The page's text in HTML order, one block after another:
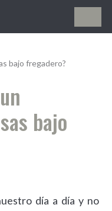
bajo fregadero?
bajo
día a día y no